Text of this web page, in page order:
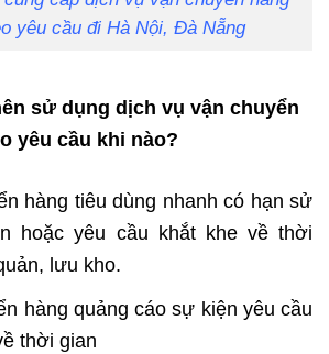
yêu cầu đi Hà Nội, Đà Nẵng
sử dụng dịch vụ vận chuyển
yêu cầu khi nào?
hàng tiêu dùng nhanh có hạn sử
hoặc yêu cầu khắt khe về thời
lưu kho.
hàng quảng cáo sự kiện yêu cầu
thời gian